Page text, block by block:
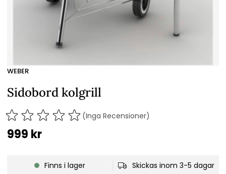
WEBER
Sidobord kolgrill
(Inga Recensioner)
999 kr
Finns i lager Skickas inom 3-5 dagar